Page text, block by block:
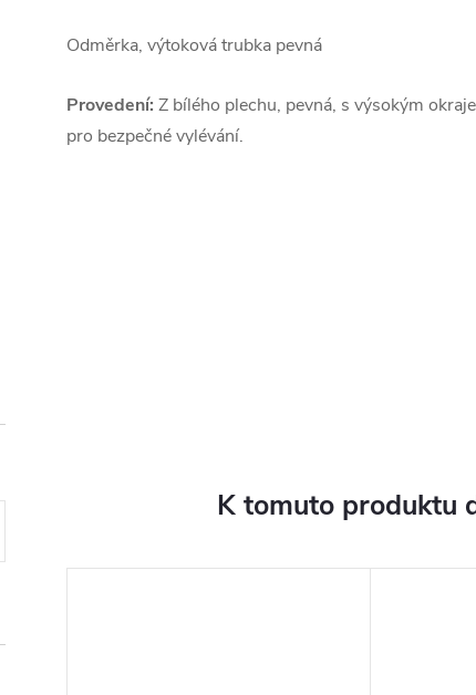
Odměrka, výtoková trubka pevná
Provedení: Z bílého plechu, pevná, s výsokým
pro bezpečné vylévání.
K tomuto produktu